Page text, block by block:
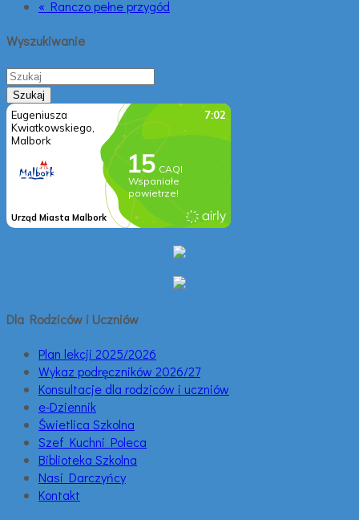
« Ranczo pełne przygód
Wyszukiwanie
Dla Rodziców i Uczniów
Plan lekcji 2025/2026
Wykaz podręczników 2026/27
Konsultacje dla rodziców i uczniów
e-Dziennik
Świetlica Szkolna
Szef Kuchni Poleca
Biblioteka Szkolna
Nasi Darczyńcy
Kontakt